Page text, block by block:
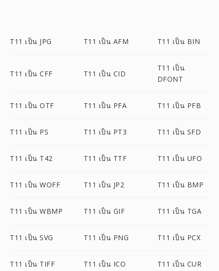
T11 เป็น JPG T11 เป็น AFM T11 เป็น BIN
T11 เป็น CFF T11 เป็น CID
T11 เป็น
DFONT
T11 เป็น OTF T11 เป็น PFA T11 เป็น PFB
T11 เป็น PS T11 เป็น PT3 T11 เป็น SFD
T11 เป็น T42 T11 เป็น TTF T11 เป็น UFO
T11 เป็น WOFF T11 เป็น JP2 T11 เป็น BMP
T11 เป็น WBMP T11 เป็น GIF T11 เป็น TGA
T11 เป็น SVG T11 เป็น PNG T11 เป็น PCX
T11 เป็น TIFF T11 เป็น ICO T11 เป็น CUR